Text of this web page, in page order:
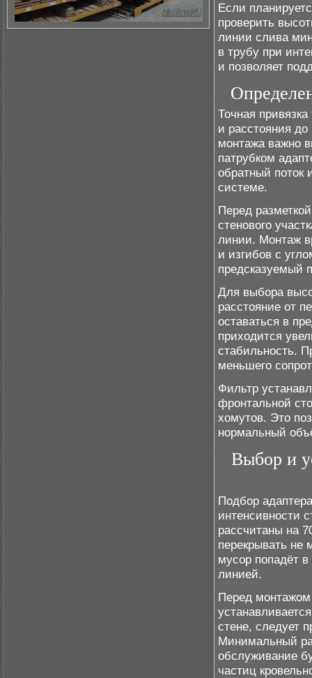
Если
проверить
линии слива
в трубу при
и позволяет
Точная
и расстояния до
монтажа важно
патрубком
обратный поток
системе.
Перед
стенового
линии. Монтаж
и изгибов с
предсказуемый
Для выбора
расстояние от
оставаться в
приходится
стабильность.
меньшего
Фильтр
фронтальной
хомутов. Это
нормальный
Выбор и
Подбор
интенсивности
рассчитаны на
перекрывать не
мусор попадёт
линией.
Перед монтажом
стене, следует
Минимальный
обслуживание
частиц